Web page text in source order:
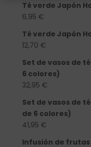
Té verde Japón
6,95 €
Té verde Japón
12,70 €
Set de vasos de
6 colores)
32,95 €
Set de vasos de
de 6 colores)
41,95 €
Infusión de